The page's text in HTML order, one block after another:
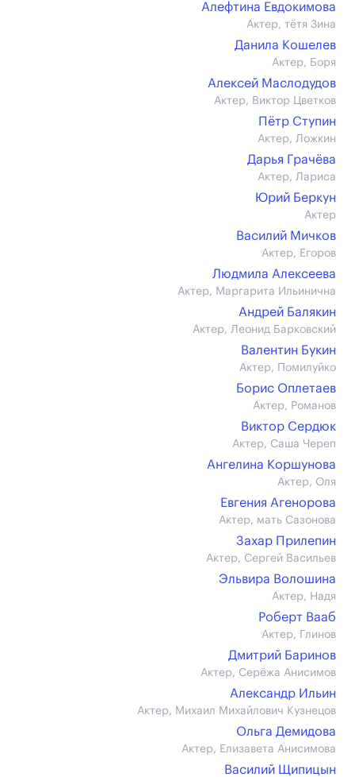
Алефтина Евдокимова
Актер, тётя Зина
Данила Кошелев
Актер, Боря
Алексей Маслодудов
Актер, Виктор Цветков
Пётр Ступин
Актер, Ложкин
Дарья Грачёва
Актер, Лариса
Юрий Беркун
Актер
Василий Мичков
Актер, Егоров
Людмила Алексеева
Актер, Маргарита Ильинична
Андрей Балякин
Актер, Леонид Барковский
Валентин Букин
Актер, Помилуйко
Борис Оплетаев
Актер, Романов
Виктор Сердюк
Актер, Саша Череп
Ангелина Коршунова
Актер, Оля
Евгения Агенорова
Актер, мать Сазонова
Захар Прилепин
Актер, Сергей Васильев
Эльвира Волошина
Актер, Надя
Роберт Вааб
Актер, Глинов
Дмитрий Баринов
Актер, Серёжа Анисимов
Александр Ильин
Актер, Михаил Михайлович Кузнецов
Ольга Демидова
Актер, Елизавета Анисимова
Василий Щипицын